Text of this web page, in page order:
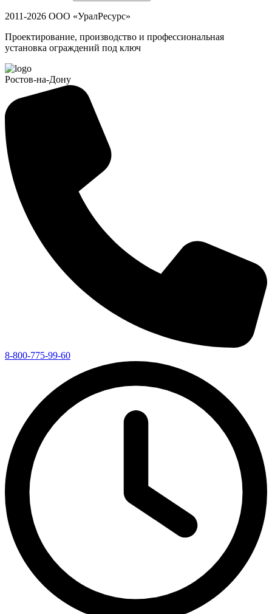
2011-2026 ООО «УралРесурс»
Проектирование, производство и профессиональная
установка ограждений под ключ
Ростов-на-Дону
8-800-775-99-60